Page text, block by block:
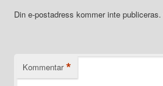
Din e-postadress kommer inte publiceras.
Kommentar *